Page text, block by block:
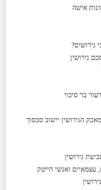
אישה
גירושין
בר סיכוי
הגירושיןיישוב סכסוך
גירושין
עצמאיים ואנשי הייטק